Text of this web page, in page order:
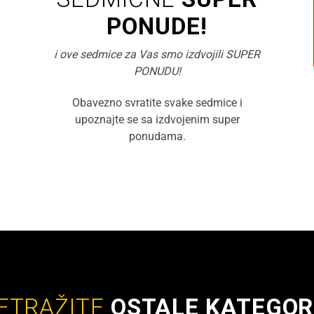
PONUDE!
i ove sedmice za Vas smo izdvojili SUPER
PONUDU!
Obavezno svratite svake sedmice i
upoznajte se sa izdvojenim super
ponudama.
OSTALE